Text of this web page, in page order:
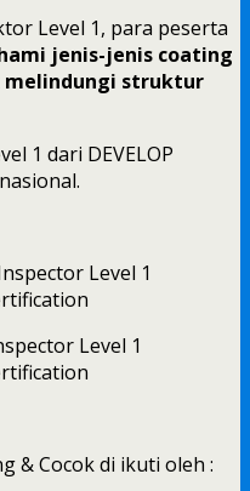
Level 1, para peserta
jenis-jenis coating
melindungi struktur
1 dari DEVELOP
Level 1
& Cocok di ikuti oleh :